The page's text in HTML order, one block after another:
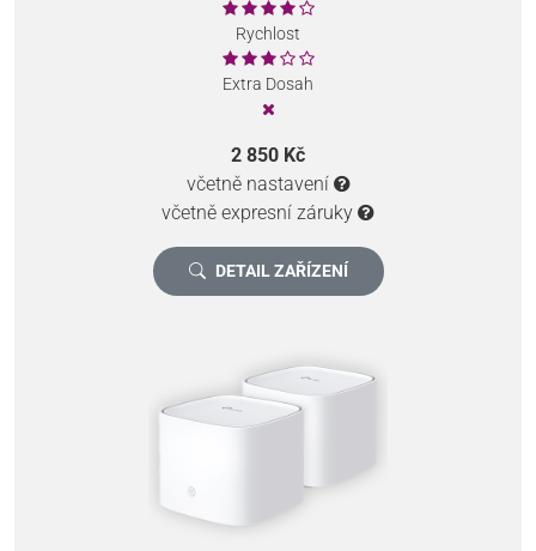
Rychlost
Extra Dosah
2 850 Kč
včetně nastavení
včetně expresní záruky
DETAIL ZAŘÍZENÍ